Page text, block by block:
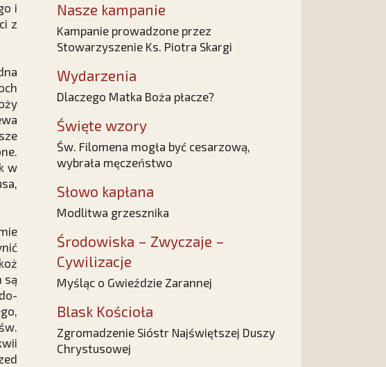
i
z
w
są
Nasze kampanie
Kampanie prowadzone przez
Stowarzyszenie Ks. Piotra Skargi
Wydarzenia
Dlaczego Matka Boża płacze?
Święte wzory
Św. Filomena mogła być cesarzową,
wybrała męczeństwo
Słowo kapłana
Modlitwa grzesznika
Środowiska – Zwyczaje –
Cywilizacje
Myśląc o Gwieździe Zarannej
Blask Kościoła
Zgromadzenie Sióstr Najświętszej Duszy
Chrystusowej